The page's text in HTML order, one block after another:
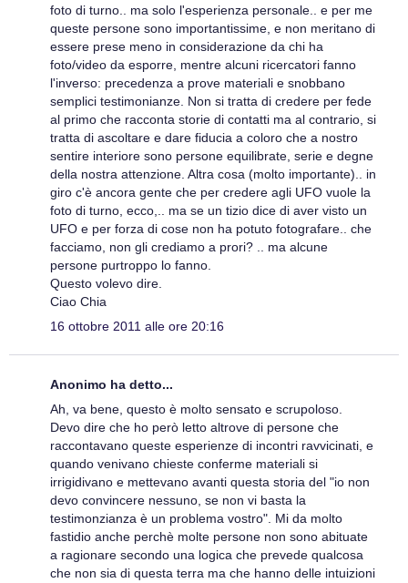
foto di turno.. ma solo l'esperienza personale.. e per me
queste persone sono importantissime, e non meritano di
essere prese meno in considerazione da chi ha
foto/video da esporre, mentre alcuni ricercatori fanno
l'inverso: precedenza a prove materiali e snobbano
semplici testimonianze. Non si tratta di credere per fede
al primo che racconta storie di contatti ma al contrario, si
tratta di ascoltare e dare fiducia a coloro che a nostro
sentire interiore sono persone equilibrate, serie e degne
della nostra attenzione. Altra cosa (molto importante).. in
giro c'è ancora gente che per credere agli UFO vuole la
foto di turno, ecco,.. ma se un tizio dice di aver visto un
UFO e per forza di cose non ha potuto fotografare.. che
facciamo, non gli crediamo a prori? .. ma alcune
persone purtroppo lo fanno.
Questo volevo dire.
Ciao Chia
16 ottobre 2011 alle ore 20:16
Anonimo ha detto...
Ah, va bene, questo è molto sensato e scrupoloso.
Devo dire che ho però letto altrove di persone che
raccontavano queste esperienze di incontri ravvicinati, e
quando venivano chieste conferme materiali si
irrigidivano e mettevano avanti questa storia del "io non
devo convincere nessuno, se non vi basta la
testimonzianza è un problema vostro". Mi da molto
fastidio anche perchè molte persone non sono abituate
a ragionare secondo una logica che prevede qualcosa
che non sia di questa terra ma che hanno delle intuizioni